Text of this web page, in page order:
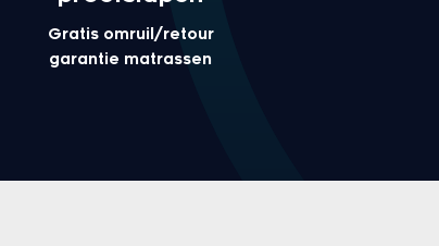
Gratis omruil/retour
garantie matrassen